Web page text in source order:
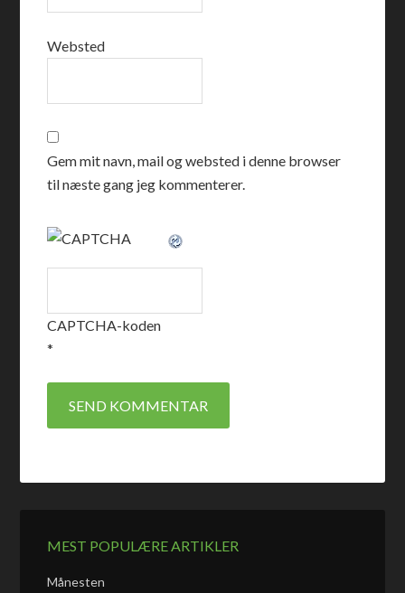
Websted
Gem mit navn, mail og websted i denne browser
til næste gang jeg kommenterer.
CAPTCHA-koden
*
MEST POPULÆRE ARTIKLER
Månesten